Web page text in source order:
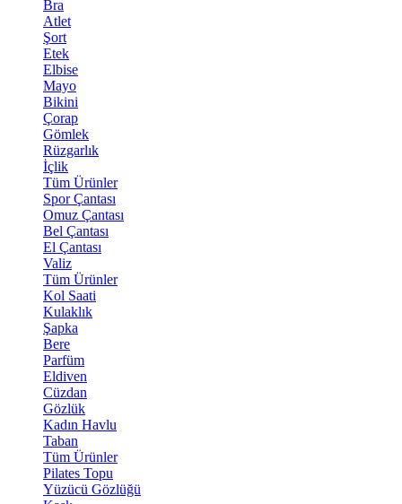
Bra
Atlet
Şort
Etek
Elbise
Mayo
Bikini
Çorap
Gömlek
Rüzgarlık
İçlik
Tüm Ürünler
Spor Çantası
Omuz Çantası
Bel Çantası
El Çantası
Valiz
Tüm Ürünler
Kol Saati
Kulaklık
Şapka
Bere
Parfüm
Eldiven
Cüzdan
Gözlük
Kadın Havlu
Taban
Tüm Ürünler
Pilates Topu
Yüzücü Gözlüğü